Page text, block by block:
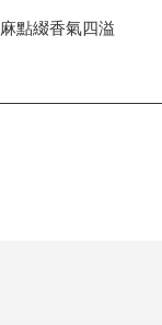
點綴香氣四溢